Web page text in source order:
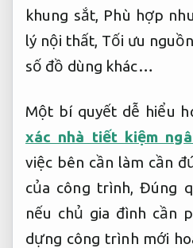
khung sắt, Phù hợp
lý nội thất, Tối ưu
số đồ dùng khác…
Một bí quyết dễ hiểu
xác nhà tiết kiệm
việc bên cần làm cần
của công trình,Đúng
nếu chủ gia đình cần
dựng công trình mới